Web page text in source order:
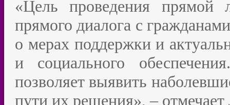
«Цель проведения прямой
прямого диалога с
о мерах поддержки и
и социального
позволяет выявить
пути их решения», –